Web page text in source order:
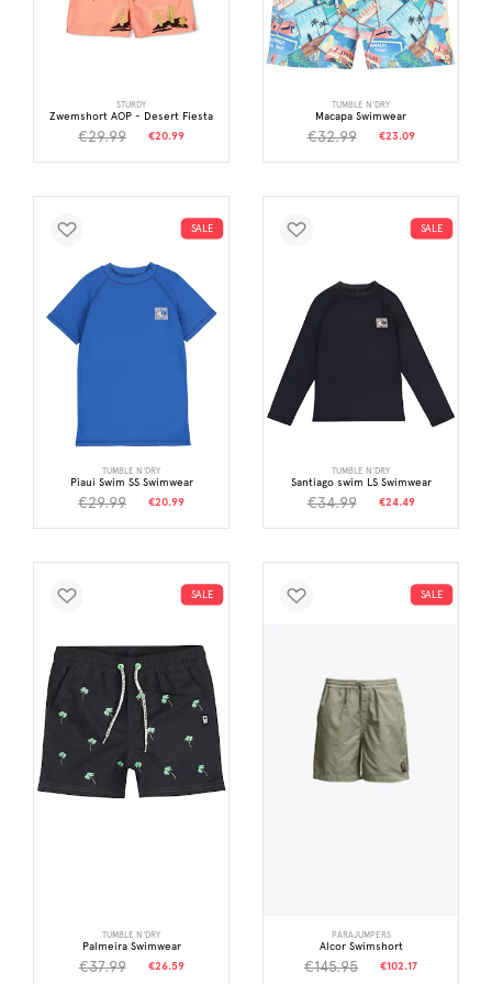
STURDY
Zwemshort AOP - Desert Fiesta
€29.99 €20.99
TUMBLE N'DRY
Macapa Swimwear
€32.99 €23.09
SALE
TUMBLE N'DRY
Piaui Swim SS Swimwear
€29.99 €20.99
SALE
TUMBLE N'DRY
Santiago swim LS Swimwear
€34.99 €24.49
SALE
TUMBLE N'DRY
Palmeira Swimwear
€37.99 €26.59
SALE
PARAJUMPERS
Alcor Swimshort
€145.95 €102.17